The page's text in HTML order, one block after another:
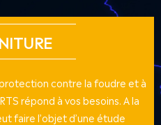
contre la foudre et à
répond à vos besoins. A la
faire l’objet d’une étude